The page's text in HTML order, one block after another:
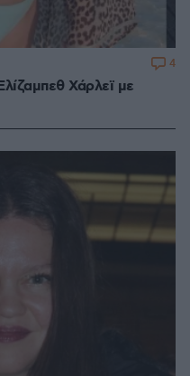
Χάρλεϊ με
4